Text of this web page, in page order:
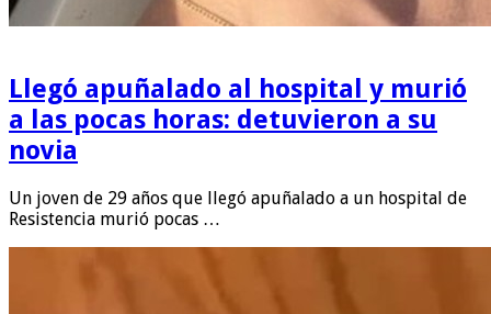
Llegó apuñalado al hospital y murió
a las pocas horas: detuvieron a su
novia
Un joven de 29 años que llegó apuñalado a un hospital de
Resistencia murió pocas …